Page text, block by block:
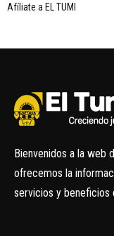
Afíliate a EL TUMI
Bienvenidos a la web
ofrecemos la
servicios y beneficios